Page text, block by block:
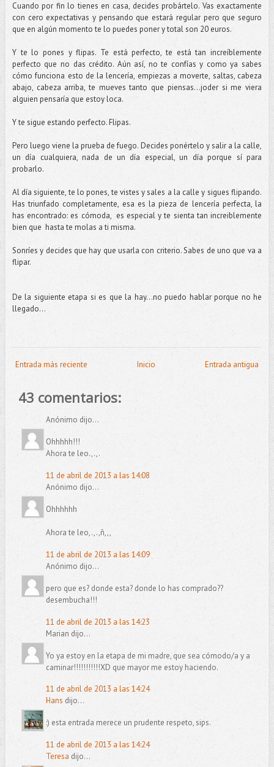
Cuando por fin lo tienes en casa, decides probártelo. Vas exactamente
con cero expectativas y pensando que estará regular pero que seguro
que en algún momento te lo puedes poner y total son 20 euros.
Y te lo pones y flipas. Te está perfecto, te está tan increíblemente
perfecto que no das crédito. Aún así, no te confías y como ya sabes
cómo funciona esto de la lencería, empiezas a moverte, saltas, cabeza
abajo, cabeza arriba, te mueves tanto que piensas...joder si me viera
alguien pensaría que estoy loca.
Y te sigue estando perfecto. Flipas.
Pero luego viene la prueba de fuego. Decides ponértelo y salir a la calle,
un día cualquiera, nada de un día especial, un día porque sí para
probarlo.
Al día siguiente, te lo pones, te vistes y sales a la calle y sigues flipando.
Has triunfado completamente, esa es la pieza de lencería perfecta, la
has encontrado: es cómoda, es especial y te sienta tan increiblemente
bien que hasta te molas a ti misma.
Sonríes y decides que hay que usarla con criterio. Sabes de uno que va a
flipar.
De la siguiente etapa si es que la hay...no puedo hablar porque no he
llegado...
Entrada más reciente Entrada antigua
Inicio
43 comentarios:
Anónimo dijo...
Ohhhhh!!!
Ahora te leo.,.,.
11 de abril de 2013 a las 14:08
Anónimo dijo...
Ohhhhhh
Ahora te leo,.,.,ñ,,,
11 de abril de 2013 a las 14:09
Anónimo dijo...
pero que es? donde esta? donde lo has comprado??
desembucha!!!
11 de abril de 2013 a las 14:23
Marian dijo...
Yo ya estoy en la etapa de mi madre, que sea cómodo/a y a
caminar!!!!!!!!!!!XD que mayor me estoy haciendo.
11 de abril de 2013 a las 14:24
Hans dijo...
:) esta entrada merece un prudente respeto, sips.
11 de abril de 2013 a las 14:24
Teresa dijo...